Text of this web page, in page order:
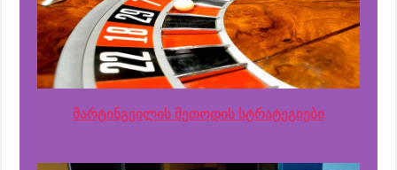
მარტინგეილის მეთოდის სტრატეგიები